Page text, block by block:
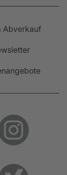
Abverkauf